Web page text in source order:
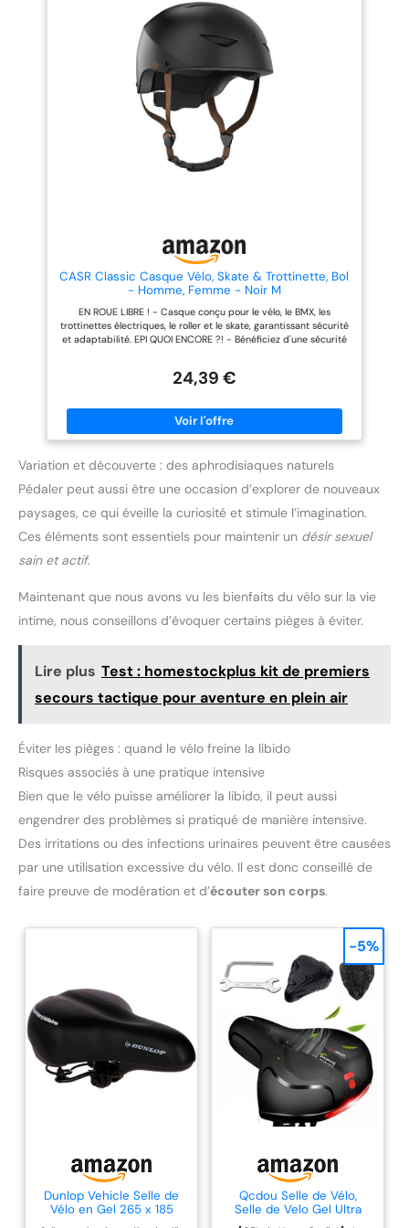
Les nombreuses ouvertures
assurent une excellente
circulation d’air pour garder la
tête au frais même en été.
Rembourrage Amovible et
Lavable - Les coussinets
intérieurs doux se retirent
facilement pour un nettoyage
rapide, garantissant hygiène et
aérodynamique spécial avec 18
trous de ventilation, maintenant
votre tête au frais et au sec
pour une circulation d'air
optimale. Réduit efficacement la
résistance à l'air et améliore
l'efficacité pédale. Pèse
seulement 265 g (0,58 lb),
extrêmement confortable et
léger. 🚴【Coussinets intérieurs
casque de vélo est équipé d'une
circulaire renforce la structure
complètement votre tête pour
une protection respirante sûre ;
à nettoyer et augmente le
confort. 🚴【Avec éclairage
LED】 : L'arrière du casque de
de sécurité, qui prend en charge
trois modes de clignotement
lent/clignotement rapide).La
personne derrière vous de
direction, ce qui vous rend plus
par temps brumeux. Veuillez
remplacer la pile au lithium
lorsque celle-ci est épuisée. 🚴
【Design réglable】 : Ce casque
ajustés de manière flexible en
fonction de différentes tailles de
tête, convenant à la plupart des
adolescents et des adultes à
pouces/58-62 cm, s'il vous plaît
tête avant l'achat).
CASR Classic Casque Vélo, Skate & Trottinette, Bol
- Homme, Femme - Noir M
EN ROUE LIBRE ! - Casque conçu pour le vélo, le BMX, les
trottinettes électriques, le roller et le skate, garantissant sécurité
et adaptabilité. EPI QUOI ENCORE ?! - Bénéficiez d'une sécurité
TOUJOURS - Profitez d'un ajustement personnalisé avec notre
tenue impeccable en mouvement. CHIC SANS CHOC - Affichez
un style distinctif et minimaliste avec une finition marron pour le
sangles. EAU-CUNE CRAINTE - Conçu avec des matériaux
résistants à l'eau, ce casque est facile à laver, pour un entretien
simplifié après chaque utilisation.
24,39 €
Variation et découverte : des aphrodisiaques naturels
Pédaler peut aussi être une occasion d’explorer de nouveaux
paysages, ce qui éveille la curiosité et stimule l’imagination.
Ces éléments sont essentiels pour maintenir un désir sexuel
sain et actif.
Maintenant que nous avons vu les bienfaits du vélo sur la vie
intime, nous conseillons d’évoquer certains pièges à éviter.
Lire plus Test : homestockplus kit de premiers
secours tactique pour aventure en plein air
Éviter les pièges : quand le vélo freine la libido
Risques associés à une pratique intensive
Bien que le vélo puisse améliorer la libido, il peut aussi
engendrer des problèmes si pratiqué de manière intensive.
Des irritations ou des infections urinaires peuvent être causées
par une utilisation excessive du vélo. Il est donc conseillé de
faire preuve de modération et d’écouter son corps.
Dunlop Vehicle Selle de
Vélo en Gel 265 x 185
Qcdou Selle de Vélo,
Selle de Velo Gel Ultra
-5%